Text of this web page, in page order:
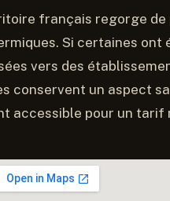
français regorge de
Si certaines ont
vers des
conservent un aspect
accessible pour un tarif